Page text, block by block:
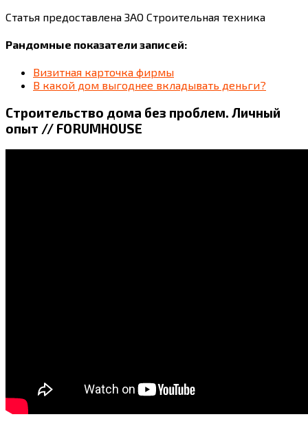
Статья предоставлена ЗАО Строительная техника
Рандомные показатели записей:
Визитная карточка фирмы
В какой дом выгоднее вкладывать деньги?
Строительство дома без проблем. Личный
опыт // FORUMHOUSE